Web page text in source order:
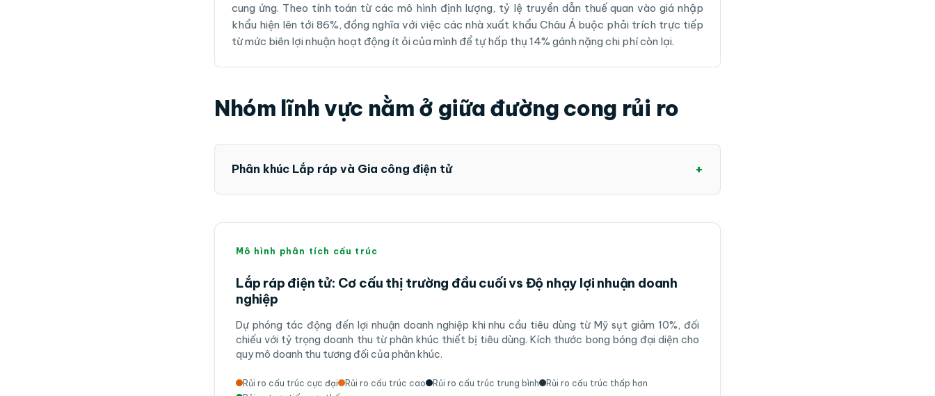
cung ứng. Theo tính toán từ các mô hình định lượng, tỷ lệ truyền dẫn thuế quan vào giá nhập
khẩu hiện lên tới 86%, đồng nghĩa với việc các nhà xuất khẩu Châu Á buộc phải trích trực tiếp
từ mức biên lợi nhuận hoạt động ít ỏi của mình để tự hấp thụ 14% gánh nặng chi phí còn lại.
Nhóm lĩnh vực nằm ở giữa đường cong rủi ro
Phân khúc Lắp ráp và Gia công điện tử +
Mô hình phân tích cấu trúc
Lắp ráp điện tử: Cơ cấu thị trường đầu cuối vs Độ nhạy lợi nhuận doanh
nghiệp
Dự phóng tác động đến lợi nhuận doanh nghiệp khi nhu cầu tiêu dùng từ Mỹ sụt giảm 10%, đối
chiếu với tỷ trọng doanh thu từ phân khúc thiết bị tiêu dùng. Kích thước bong bóng đại diện cho
quy mô doanh thu tương đối của phân khúc.
Rủi ro cấu trúc cực đại Rủi ro cấu trúc cao Rủi ro cấu trúc trung bình
Rủi ro cấu trúc thấp hơn